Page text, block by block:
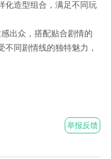
化造型组合，满足不同玩
出众，搭配贴合剧情的
同剧情线的独特魅力，
举报反馈